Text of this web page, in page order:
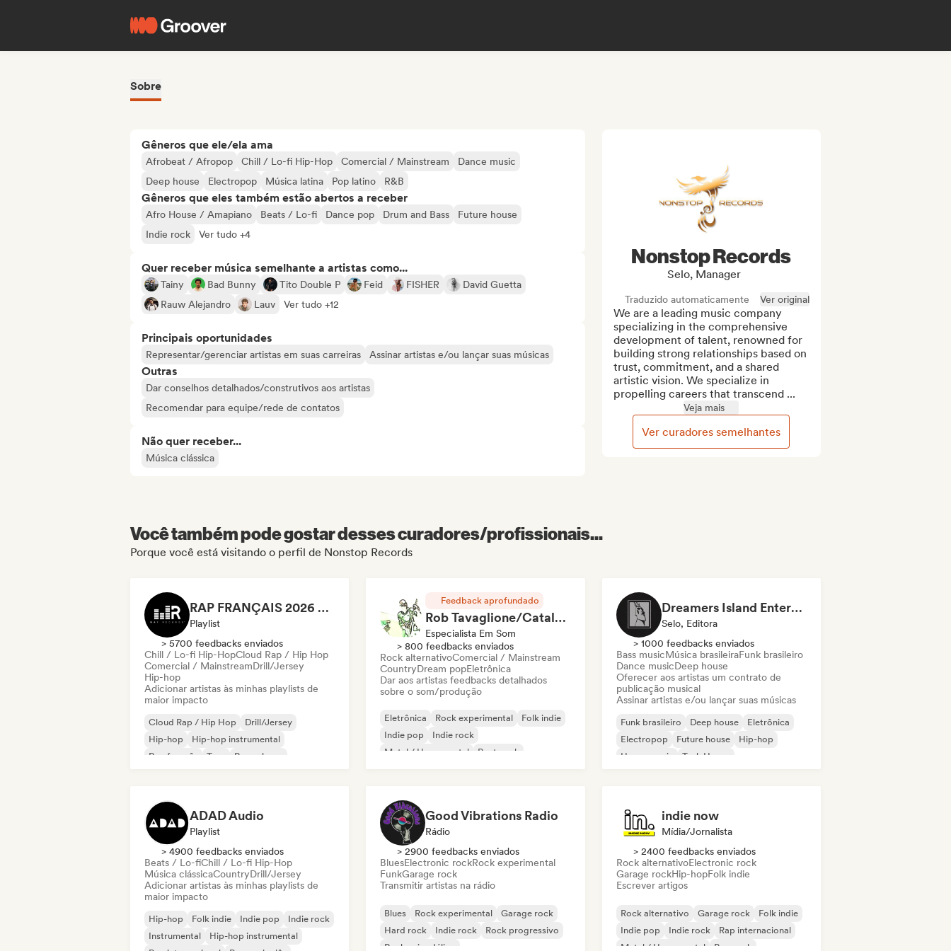
Sobre
Gêneros que ele/ela ama
Afrobeat / Afropop Chill / Lo-fi Hip-Hop Comercial / Mainstream
Dance music
Deep house
Electropop Música latina Pop latino R&B
Gêneros que eles também estão abertos a receber
Afro House / Amapiano Beats / Lo-fi Dance pop Drum and Bass
Future house
Indie rock
Ver tudo +4
Quer receber música semelhante a artistas como...
Tainy Bad Bunny Tito Double P Feid FISHER
David Guetta
Rauw Alejandro
Lauv Ver tudo +12
Principais oportunidades
Representar/gerenciar artistas em suas carreiras Assinar artistas e/ou lançar suas músicas
Outras
Dar conselhos detalhados/construtivos aos artistas
Recomendar para equipe/rede de contatos
Não quer receber...
Música clássica
Nonstop Records
Selo, Manager
Traduzido automaticamente Ver original
We are a leading music company
specializing in the comprehensive
development of talent, renowned for
building strong relationships based on
trust, commitment, and a shared
artistic vision. We specialize in
propelling careers that transcend ...
Veja mais
Ver curadores semelhantes
Você também pode gostar desses curadores/profissionais...
Porque você está visitando o perfil de Nonstop Records
RAP FRANÇAIS 2026 🔥🇫🇷 (Way Records)
Playlist
> 5700 feedbacks enviados
Chill / Lo-fi Hip-HopCloud Rap / Hip Hop
Comercial / MainstreamDrill/Jersey
Hip-hop
Adicionar artistas às minhas playlists de
maior impacto
Cloud Rap / Hip Hop
Drill/Jersey
Hip-hop
Hip-hop instrumental
Rap francês
Trap
Pop urbano
Feedback aprofundado
Rob Tavaglione/Catalyst Recording
Especialista Em Som
> 800 feedbacks enviados
Rock alternativoComercial / Mainstream
CountryDream popEletrônica
Dar aos artistas feedbacks detalhados
sobre o som/produção
Eletrônica Rock experimental
Folk indie
Indie pop
Indie rock
Metal / Heavy metal
Post punk
Dreamers Island Entertainment
Selo, Editora
> 1000 feedbacks enviados
Bass musicMúsica brasileiraFunk brasileiro
Dance musicDeep house
Oferecer aos artistas um contrato de
publicação musical
Assinar artistas e/ou lançar suas músicas
Funk brasileiro Deep house
Eletrônica
Electropop
Future house
Hip-hop
House music
Tech House
ADAD Audio
Playlist
> 4900 feedbacks enviados
Beats / Lo-fiChill / Lo-fi Hip-Hop
Música clássicaCountryDrill/Jersey
Adicionar artistas às minhas playlists de
maior impacto
Hip-hop Folk indie Indie pop
Indie rock
Instrumental
Hip-hop instrumental
Good Vibrations Radio
Rádio
> 2900 feedbacks enviados
BluesElectronic rockRock experimental
FunkGarage rock
Transmitir artistas na rádio
Blues Rock experimental
Garage rock
Hard rock
Indie rock
Rock progressivo
Rock psicodélico
indie now
Mídia/Jornalista
> 2400 feedbacks enviados
Rock alternativoElectronic rock
Garage rockHip-hopFolk indie
Escrever artigos
Rock alternativo Garage rock
Folk indie
Indie pop
Indie rock
Rap internacional
Metal / Heavy metal
Pop rock